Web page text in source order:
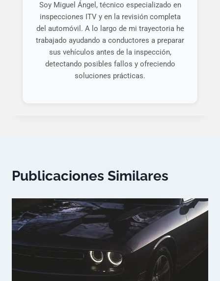
Soy Miguel Ángel, técnico especializado en
inspecciones ITV y en la revisión completa
del automóvil. A lo largo de mi trayectoria he
trabajado ayudando a conductores a preparar
sus vehículos antes de la inspección,
detectando posibles fallos y ofreciendo
soluciones prácticas.
Publicaciones Similares